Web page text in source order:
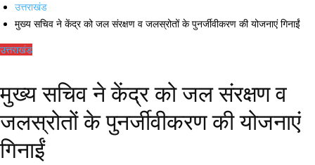
उत्तराखंड
मुख्य सचिव ने केंद्र को जल संरक्षण व जलस्रोतों के पुनर्जीवीकरण की योजनाएं गिनाईं
उत्तराखंड
मुख्य सचिव ने केंद्र को जल संरक्षण व
जलस्रोतों के पुनर्जीवीकरण की योजनाएं
गिनाईं